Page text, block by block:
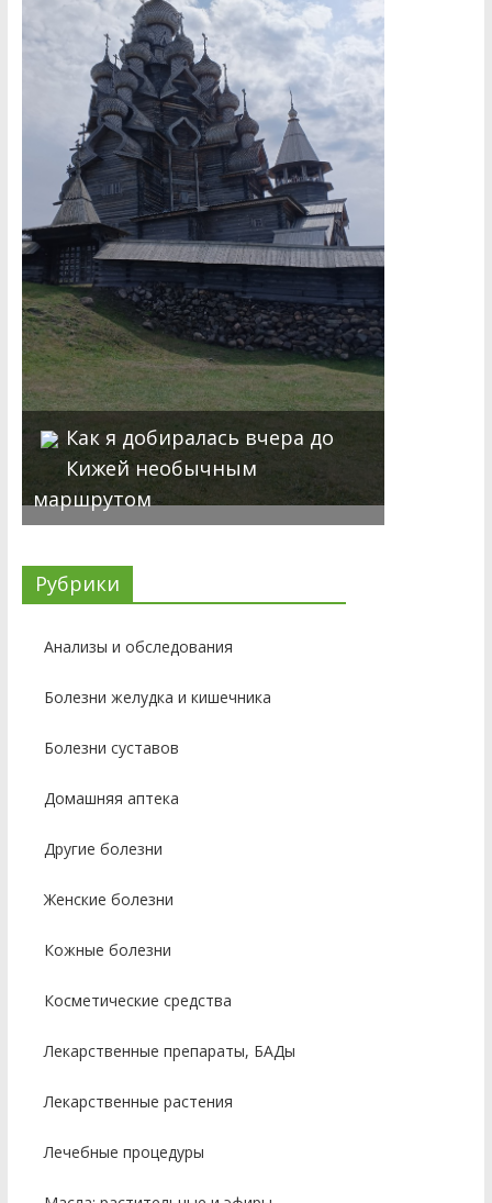
Как я добиралась вчера до
Кижей необычным
маршрутом
Рубрики
Анализы и обследования
Болезни желудка и кишечника
Болезни суставов
Домашняя аптека
Другие болезни
Женские болезни
Кожные болезни
Косметические средства
Лекарственные препараты, БАДы
Лекарственные растения
Лечебные процедуры